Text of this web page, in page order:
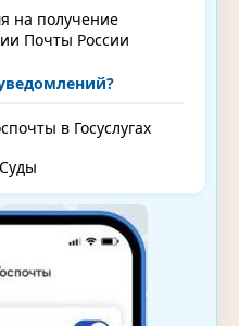
на получение
Почты России
в Госуслугах